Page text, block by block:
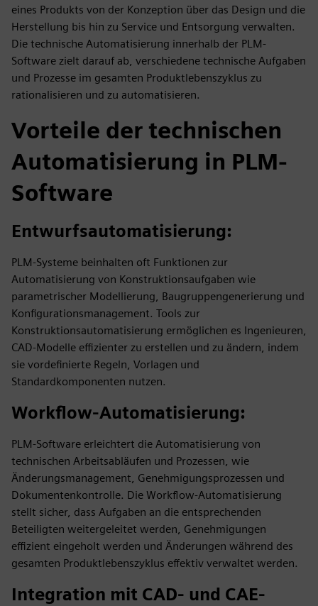
eines Produkts von der Konzeption über das Design und die
Herstellung bis hin zu Service und Entsorgung verwalten.
Die technische Automatisierung innerhalb der PLM-
Software zielt darauf ab, verschiedene technische Aufgaben
und Prozesse im gesamten Produktlebenszyklus zu
rationalisieren und zu automatisieren.
Vorteile der technischen
Automatisierung in PLM-
Software
Entwurfsautomatisierung:
PLM-Systeme beinhalten oft Funktionen zur
Automatisierung von Konstruktionsaufgaben wie
parametrischer Modellierung, Baugruppengenerierung und
Konfigurationsmanagement. Tools zur
Konstruktionsautomatisierung ermöglichen es Ingenieuren,
CAD-Modelle effizienter zu erstellen und zu ändern, indem
sie vordefinierte Regeln, Vorlagen und
Standardkomponenten nutzen.
Workflow-Automatisierung:
PLM-Software erleichtert die Automatisierung von
technischen Arbeitsabläufen und Prozessen, wie
Änderungsmanagement, Genehmigungsprozessen und
Dokumentenkontrolle. Die Workflow-Automatisierung
stellt sicher, dass Aufgaben an die entsprechenden
Beteiligten weitergeleitet werden, Genehmigungen
effizient eingeholt werden und Änderungen während des
gesamten Produktlebenszyklus effektiv verwaltet werden.
Integration mit CAD- und CAE-